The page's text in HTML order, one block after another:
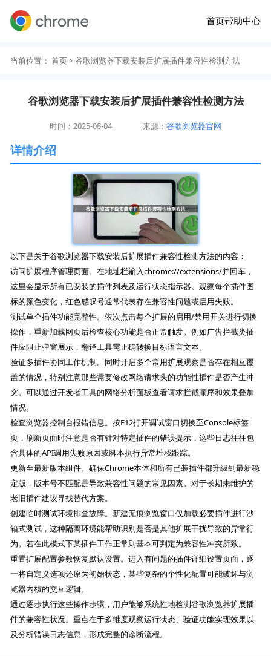
首页帮助中心
当前位置： 首页> 谷歌浏览器下载安装后扩展插件兼容性检测方法
谷歌浏览器下载安装后扩展插件兼容性检测方法
时间：2025-08-04 来源：谷歌浏览器官网
详情介绍
以下是关于谷歌浏览器下载安装后扩展插件兼容性检测方法的内容：
访问扩展程序管理页面。在地址栏输入chrome://extensions/并回车，
这里会显示所有已安装的插件列表及运行状态指示器。观察每个插件图
标的颜色变化，红色感叹号通常代表存在兼容性问题或启用失败。
测试单个插件功能完整性。依次点击每个扩展的启用/禁用开关进行切换
操作，重新加载网页后检查核心功能是否正常触发。例如广告拦截类插
件应阻止弹窗展示，翻译工具需正确转换目标语言文本。
验证多插件协同工作机制。同时开启多个常用扩展观察是否存在相互覆
盖的情况，特别注意那些需要修改网络请求头的功能性插件是否产生冲
突。可以通过开发者工具的网络分析面板查看请求拦截顺序和效果叠加
情况。
检查浏览器控制台报错信息。按F12打开调试窗口切换至Console标签
页，刷新页面时注意是否有针对特定插件的错误提示，这些日志往往包
含具体的API调用失败原因或脚本执行异常堆栈跟踪。
更新至最新版本组件。确保Chrome本体和所有已装插件都升级到最新稳
定版，版本号不匹配是导致兼容性问题的常见因素。对于长期未维护的
老旧插件建议寻找替代方案。
创建临时测试环境排查故障。新建无痕浏览窗口仅加载必要插件进行沙
箱式测试，这种隔离环境能帮助识别是否是其他扩展干扰导致的异常行
为。若在此模式下某插件工作正常则基本可判定为兼容性冲突所致。
重置扩展配置参数恢复默认设置。进入有问题的插件详细设置页面，逐
一将自定义选项还原为初始状态，某些复杂的个性化配置可能破坏与浏
览器内核的交互逻辑。
通过逐步执行这些操作步骤，用户能够系统性地检测谷歌浏览器扩展插
件的兼容性状况。重点在于多维度观察运行状态、验证功能实现效果以
及分析错误日志信息，形成完整的诊断流程。